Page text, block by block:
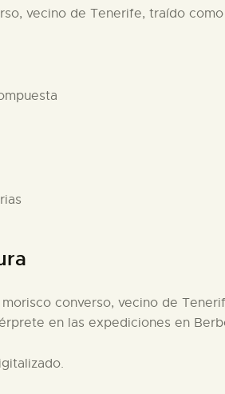
vecino de Tenerife, traído
converso, vecino de
en las expediciones en